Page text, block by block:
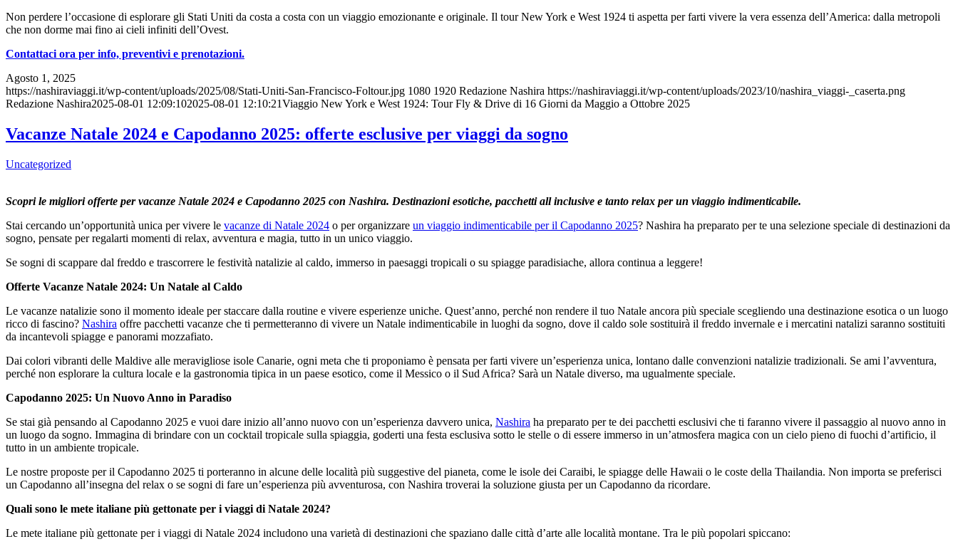
Non perdere l’occasione di esplorare gli Stati Uniti da costa a costa con un viaggio emozionante e originale. Il tour New York e West 1924 ti aspetta per farti vivere la vera essenza dell’America: dalla metropoli
che non dorme mai fino ai cieli infiniti dell’Ovest.
Contattaci ora per info, preventivi e prenotazioni.
Agosto 1, 2025
https://nashiraviaggi.it/wp-content/uploads/2025/08/Stati-Uniti-San-Francisco-Foltour.jpg 1080 1920 Redazione Nashira https://nashiraviaggi.it/wp-content/uploads/2023/10/nashira_viaggi-_caserta.png
Redazione Nashira2025-08-01 12:09:102025-08-01 12:10:21Viaggio New York e West 1924: Tour Fly & Drive di 16 Giorni da Maggio a Ottobre 2025
Vacanze Natale 2024 e Capodanno 2025: offerte esclusive per viaggi da sogno
Uncategorized
Scopri le migliori offerte per vacanze Natale 2024 e Capodanno 2025 con Nashira. Destinazioni esotiche, pacchetti all inclusive e tanto relax per un viaggio indimenticabile.
Stai cercando un’opportunità unica per vivere le vacanze di Natale 2024 o per organizzare un viaggio indimenticabile per il Capodanno 2025? Nashira ha preparato per te una selezione speciale di destinazioni da
sogno, pensate per regalarti momenti di relax, avventura e magia, tutto in un unico viaggio.
Se sogni di scappare dal freddo e trascorrere le festività natalizie al caldo, immerso in paesaggi tropicali o su spiagge paradisiache, allora continua a leggere!
Offerte Vacanze Natale 2024: Un Natale al Caldo
Le vacanze natalizie sono il momento ideale per staccare dalla routine e vivere esperienze uniche. Quest’anno, perché non rendere il tuo Natale ancora più speciale scegliendo una destinazione esotica o un luogo
ricco di fascino? Nashira offre pacchetti vacanze che ti permetteranno di vivere un Natale indimenticabile in luoghi da sogno, dove il caldo sole sostituirà il freddo invernale e i mercatini natalizi saranno sostituiti
da incantevoli spiagge e panorami mozzafiato.
Dai colori vibranti delle Maldive alle meravigliose isole Canarie, ogni meta che ti proponiamo è pensata per farti vivere un’esperienza unica, lontano dalle convenzioni natalizie tradizionali. Se ami l’avventura,
perché non esplorare la cultura locale e la gastronomia tipica in un paese esotico, come il Messico o il Sud Africa? Sarà un Natale diverso, ma ugualmente speciale.
Capodanno 2025: Un Nuovo Anno in Paradiso
Se stai già pensando al Capodanno 2025 e vuoi dare inizio all’anno nuovo con un’esperienza davvero unica, Nashira ha preparato per te dei pacchetti esclusivi che ti faranno vivere il passaggio al nuovo anno in
un luogo da sogno. Immagina di brindare con un cocktail tropicale sulla spiaggia, goderti una festa esclusiva sotto le stelle o di essere immerso in un’atmosfera magica con un cielo pieno di fuochi d’artificio, il
tutto in un ambiente tropicale.
Le nostre proposte per il Capodanno 2025 ti porteranno in alcune delle località più suggestive del pianeta, come le isole dei Caraibi, le spiagge delle Hawaii o le coste della Thailandia. Non importa se preferisci
un Capodanno all’insegna del relax o se sogni di fare un’esperienza più avventurosa, con Nashira troverai la soluzione giusta per un Capodanno da ricordare.
Quali sono le mete italiane più gettonate per i viaggi di Natale 2024?
Le mete italiane più gettonate per i viaggi di Natale 2024 includono una varietà di destinazioni che spaziano dalle città d’arte alle località montane. Tra le più popolari spiccano: